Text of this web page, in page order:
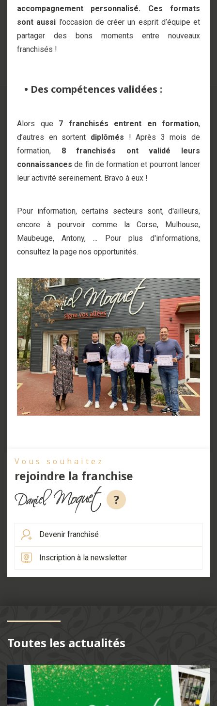
accompagnement personnalisé. Ces formats
sont aussi l’occasion de créer un esprit d’équipe et
partager des bons moments entre nouveaux
franchisés !
• Des compétences validées :
Alors que 7 franchisés entrent en formation,
d’autres en sortent diplômés ! Après 3 mois de
formation, 8 franchisés ont validé leurs
connaissances de fin de formation et pourront lancer
leur activité sereinement. Bravo à eux !
Pour information, certains secteurs sont, d'ailleurs,
encore à pourvoir comme la Corse, Mulhouse,
Maubeuge, Antony, ... Pour plus d'informations,
consultez la page nos opportunités.
Vous souhaitez
rejoindre la franchise
?
Devenir franchisé
Inscription à la newsletter
Toutes les actualités